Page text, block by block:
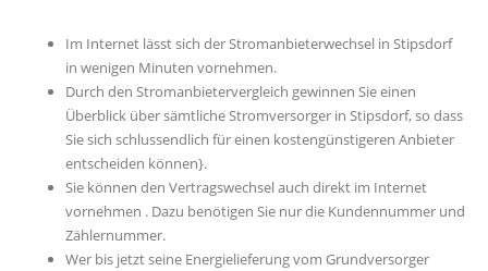
Im Internet lässt sich der Stromanbieterwechsel in Stipsdorf
in wenigen Minuten vornehmen.
Durch den Stromanbietervergleich gewinnen Sie einen
Überblick über sämtliche Stromversorger in Stipsdorf, so dass
Sie sich schlussendlich für einen kostengünstigeren Anbieter
entscheiden können}.
Sie können den Vertragswechsel auch direkt im Internet
vornehmen . Dazu benötigen Sie nur die Kundennummer und
Zählernummer.
Wer bis jetzt seine Energielieferung vom Grundversorger